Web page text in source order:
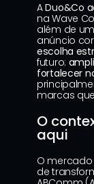
A Duo&Co
na Wave
além de
anúncio
escolha
futuro:
fortalecer
marcas
O
aqui
O
de